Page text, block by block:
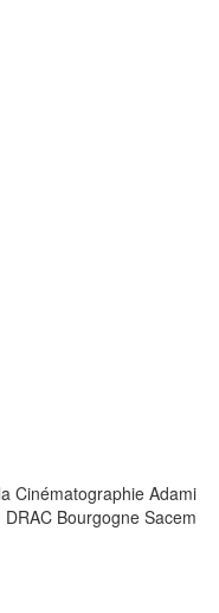
Cinématographie Adami
Bourgogne Sacem